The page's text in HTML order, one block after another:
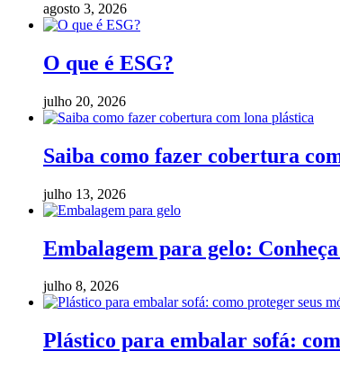
agosto 3, 2026
O que é ESG?
julho 20, 2026
Saiba como fazer cobertura
julho 13, 2026
Embalagem para gelo:
julho 8, 2026
Plástico para embalar sofá: